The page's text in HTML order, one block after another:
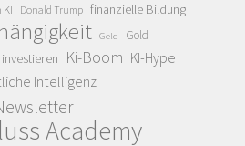
KI Donald Trump finanzielle Bildung
Geld Gold
investieren Ki-Boom KI-Hype
Intelligenz
Academy